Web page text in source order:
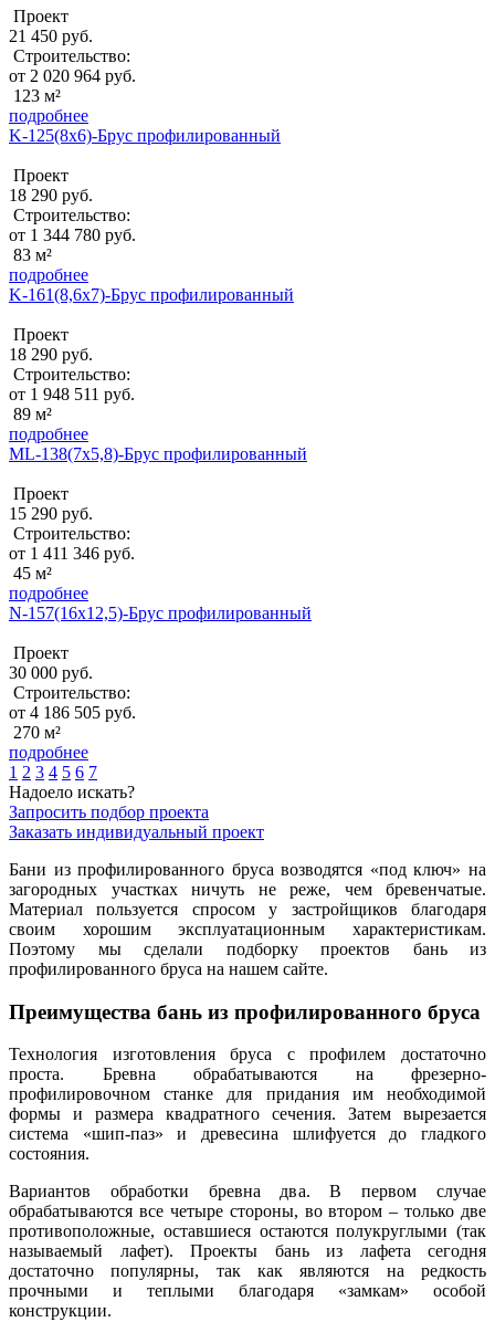
Проект
21 450 руб.
Строительство:
от 2 020 964 руб.
123 м²
подробнее
K-125(8х6)-Брус профилированный
Проект
18 290 руб.
Строительство:
от 1 344 780 руб.
83 м²
подробнее
K-161(8,6х7)-Брус профилированный
Проект
18 290 руб.
Строительство:
от 1 948 511 руб.
89 м²
подробнее
ML-138(7х5,8)-Брус профилированный
Проект
15 290 руб.
Строительство:
от 1 411 346 руб.
45 м²
подробнее
N-157(16x12,5)-Брус профилированный
Проект
30 000 руб.
Строительство:
от 4 186 505 руб.
270 м²
подробнее
1 2 3 4 5 6 7
Надоело искать?
Запросить подбор проекта
Заказать индивидуальный проект
Бани из профилированного бруса возводятся «под ключ» на
загородных участках ничуть не реже, чем бревенчатые.
Материал пользуется спросом у застройщиков благодаря
своим хорошим эксплуатационным характеристикам.
Поэтому мы сделали подборку проектов бань из
профилированного бруса на нашем сайте.
Преимущества бань из профилированного бруса
Технология изготовления бруса с профилем достаточно
проста. Бревна обрабатываются на фрезерно-
профилировочном станке для придания им необходимой
формы и размера квадратного сечения. Затем вырезается
система «шип-паз» и древесина шлифуется до гладкого
состояния.
Вариантов обработки бревна два. В первом случае
обрабатываются все четыре стороны, во втором – только две
противоположные, оставшиеся остаются полукруглыми (так
называемый лафет). Проекты бань из лафета сегодня
достаточно популярны, так как являются на редкость
прочными и теплыми благодаря «замкам» особой
конструкции.